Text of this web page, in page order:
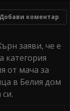
Добави коментар
заяви, че е
категория
от мача за
в Белия дом